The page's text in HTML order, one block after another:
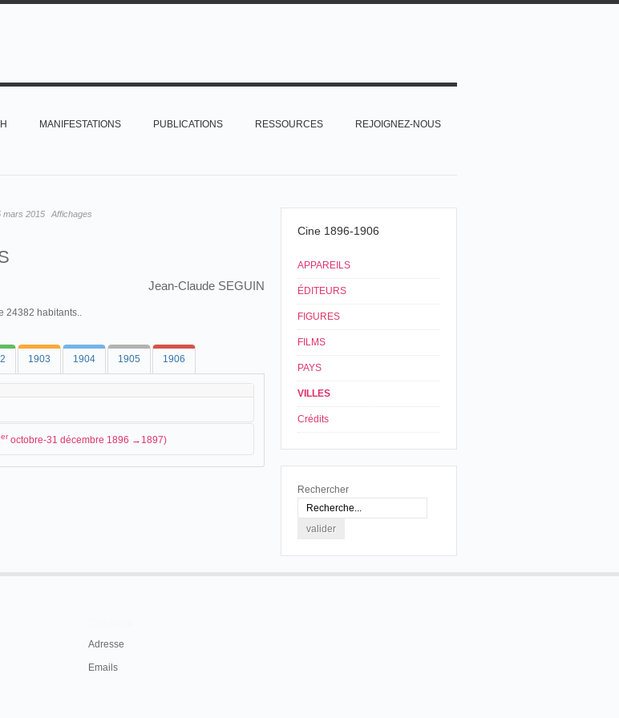
MANIFESTATIONS PUBLICATIONS RESSOURCES REJOIGNEZ-NOUS
mars 2015
Affichages
Jean-Claude SEGUIN
24382 habitants..
1903 1904 1905 1906
er octobre-31 décembre 1896 →1897)
Cine 1896-1906
APPAREILS
ÉDITEURS
FIGURES
FILMS
PAYS
VILLES
Crédits
Rechercher
Adresse
Emails